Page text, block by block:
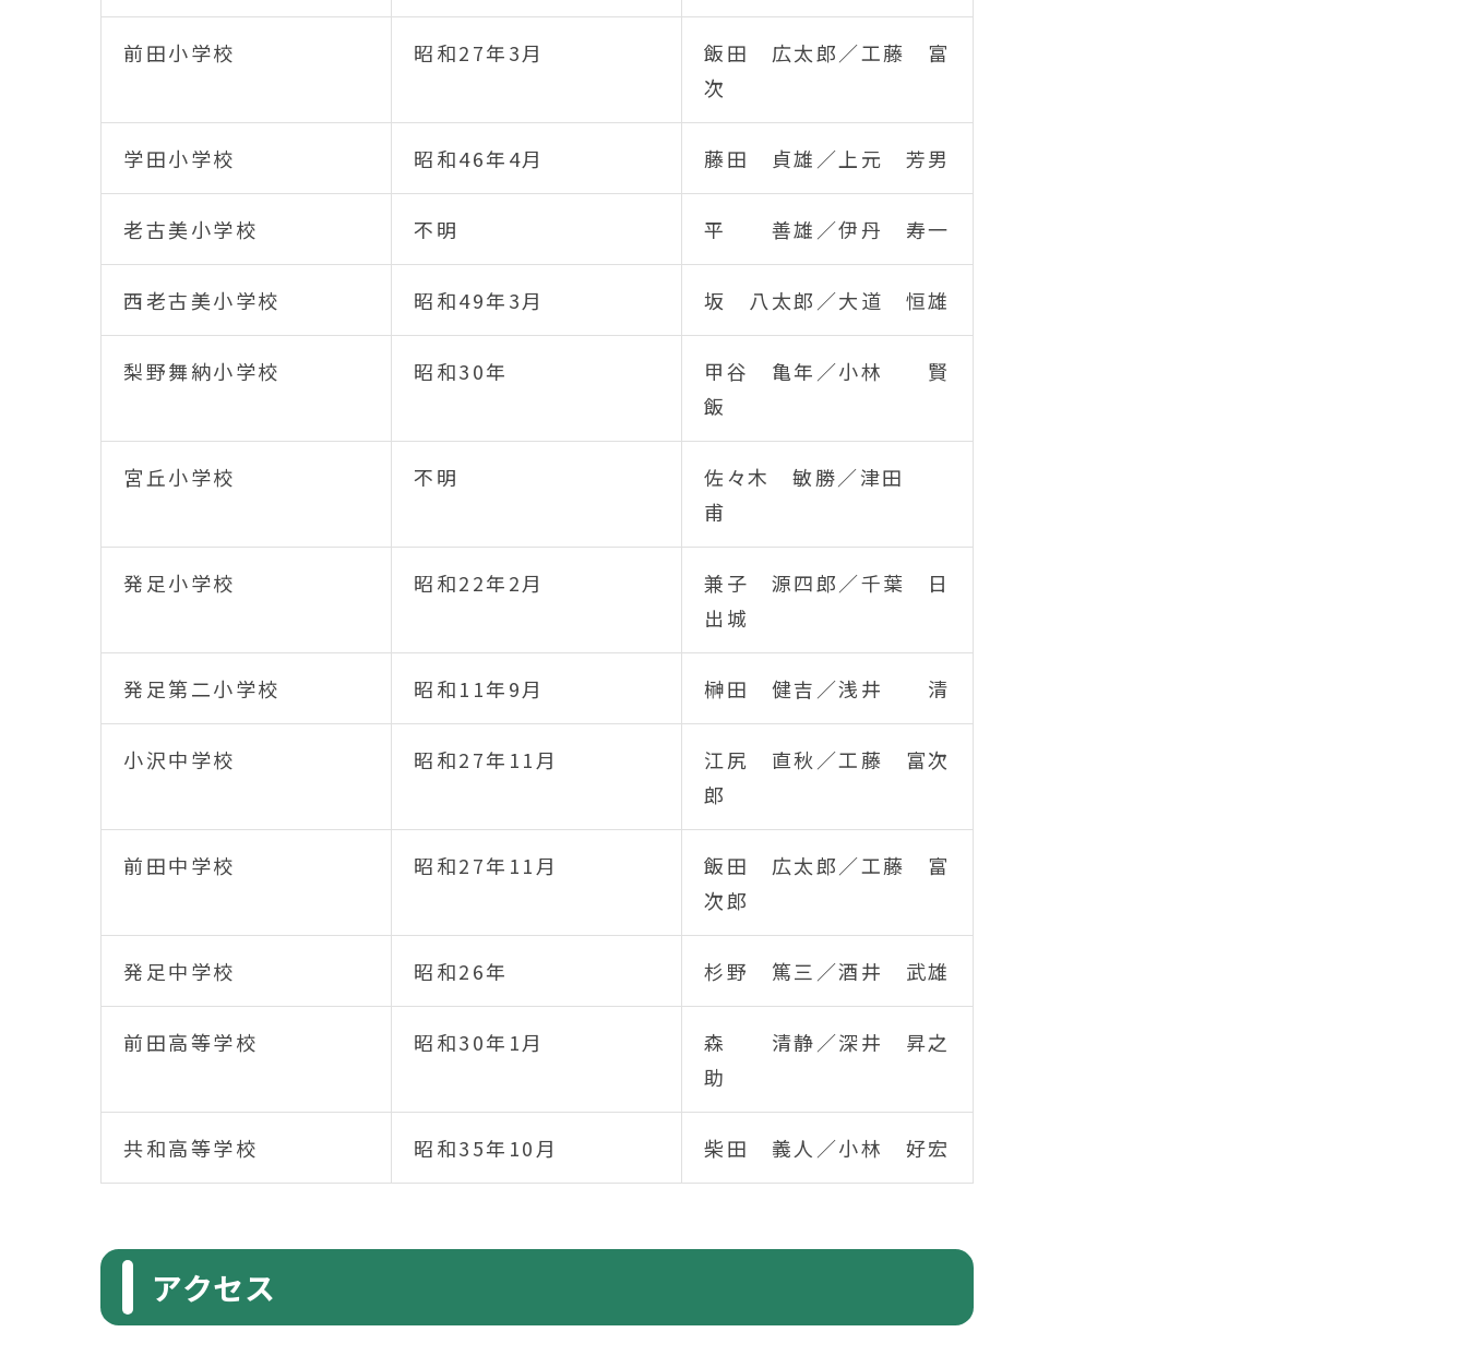
前田小学校 昭和27年3月
飯田 広太郎／工藤 富
次
学田小学校 昭和46年4月 藤田 貞雄／上元 芳男
老古美小学校 不明 平 善雄／伊丹 寿一
西老古美小学校 昭和49年3月 坂 八太郎／大道 恒雄
梨野舞納小学校 昭和30年
甲谷 亀年／小林 賢
飯
宮丘小学校 不明
佐々木 敏勝／津田
甫
発足小学校 昭和22年2月
兼子 源四郎／千葉 日
出城
発足第二小学校 昭和11年9月 榊田 健吉／浅井 清
小沢中学校 昭和27年11月
江尻 直秋／工藤 富次
郎
前田中学校 昭和27年11月
飯田 広太郎／工藤 富
次郎
発足中学校 昭和26年 杉野 篤三／酒井 武雄
前田高等学校 昭和30年1月
森 清静／深井 昇之
助
共和高等学校 昭和35年10月 柴田 義人／小林 好宏
アクセス